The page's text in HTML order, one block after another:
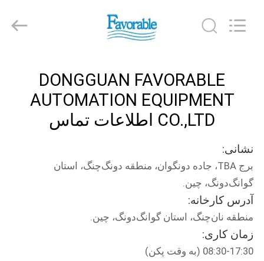
محصولات
درباره
ما
تور
کارخانه
EQUIPMENT
CO.,LTD.
DONGGUAN FAVORABLE
AUTOMATION EQUIPMENT
CO.,LTD اطلاعات تماس
نشانی:
برج TBA، جاده دونگوان، منطقه دونگ‌چنگ، استان
گوانگ‌دونگ، چین.
آدرس کارخانه:
منطقه نان‌چنگ، استان گوانگ‌دونگ، چین.
زمان کاری:
08:30-17:30 (به وقت پکن)